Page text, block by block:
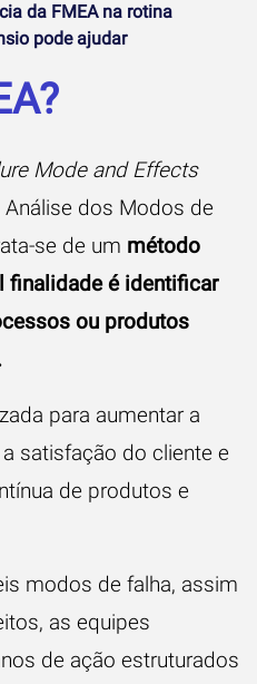
da FMEA na rotina
pode ajudar
Mode and Effects
dos Modos de
se de um método
finalidade é identificar
ou produtos
para aumentar a
satisfação do cliente e
de produtos e
modos de falha, assim
as equipes
de ação estruturados